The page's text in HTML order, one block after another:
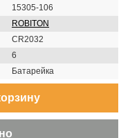
15305-106
ROBITON
CR2032
6
Батарейка